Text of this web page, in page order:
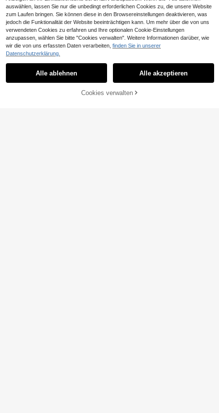
9
Coolane
isches Y2K Basis Alltagskleidung lä
ssig Rückkehr zur Schule Streetwe
ar dehnbares weißes loses geraffte
s Crop Kontrast Spitzen T-Shirt
#Koreanischer Stil
JETZT EINKAUFEN
auswählen, lassen Sie nur die unbedingt erforderlichen Cookies zu, die unsere Website
zum Laufen bringen. Sie können diese in den Browsereinstellungen deaktivieren, was
jedoch die Funktionalität der Website beeinträchtigen kann. Um mehr über die von uns
verwendeten Cookies zu erfahren und Ihre optionalen Cookie-Einstellungen
anzupassen, wählen Sie bitte "Cookies verwalten". Weitere Informationen darüber, wie
wir die von uns erfassten Daten verarbeiten, finden Sie in unserer
Datenschutzerklärung.
Alle ablehnen Alle akzeptieren
Cookies verwalten